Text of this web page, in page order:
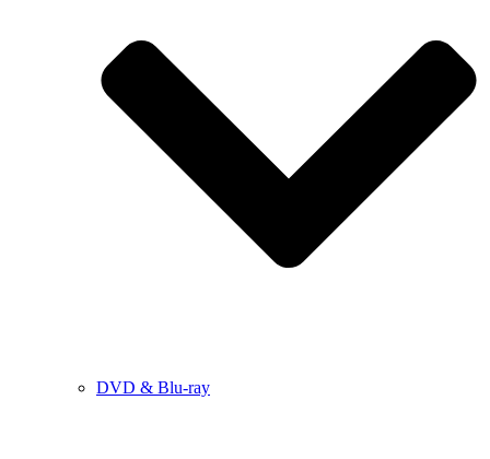
DVD & Blu-ray